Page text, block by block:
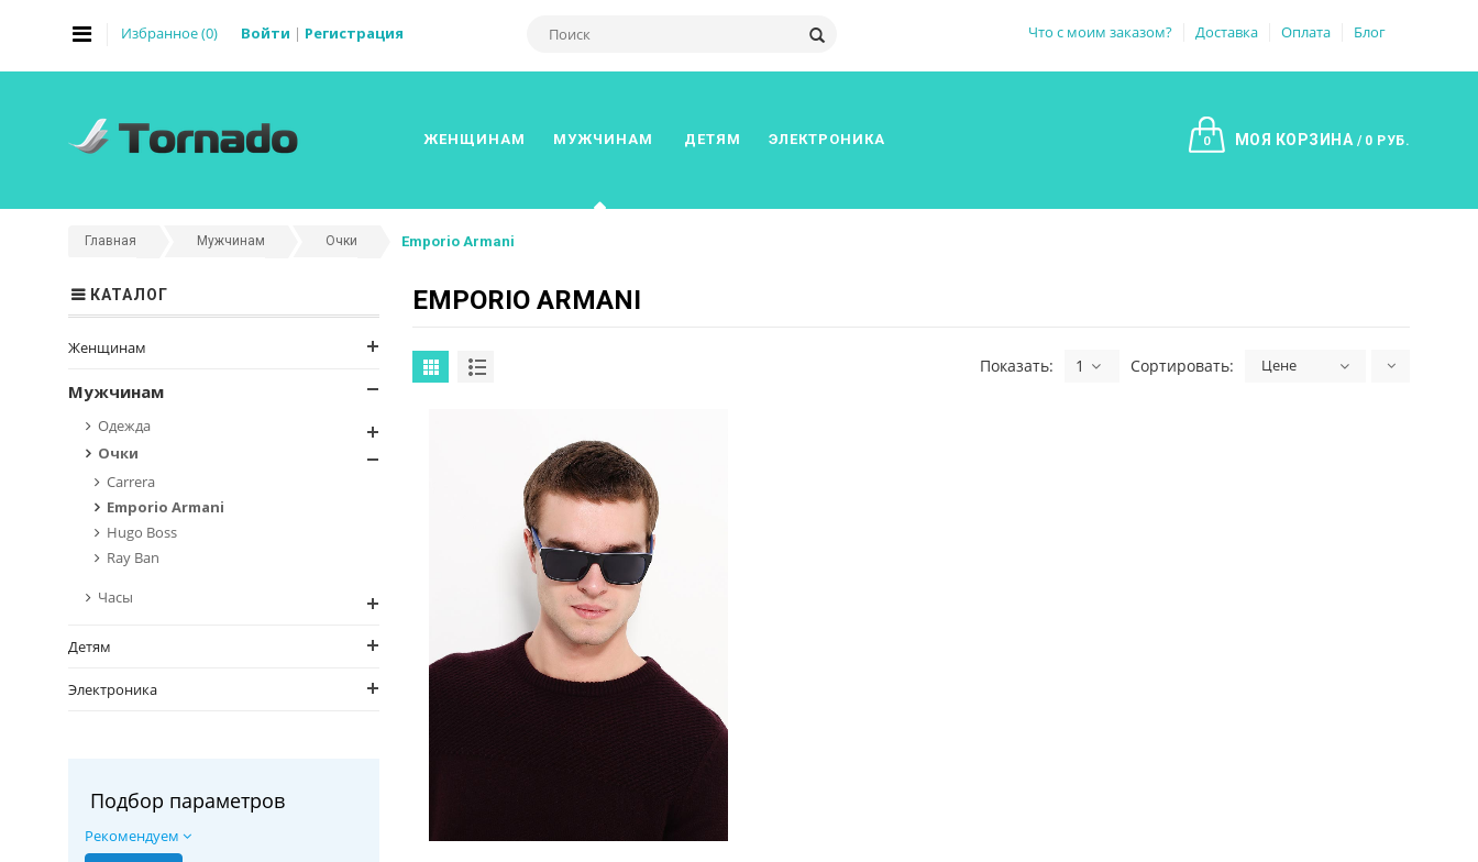
Избранное (0) Войти | Регистрация Что с моим заказом? Доставка Оплата Блог
ЖЕНЩИНАМ МУЖЧИНАМ ДЕТЯМ ЭЛЕКТРОНИКА 0 МОЯ КОРЗИНА 0 РУБ.
Главная Мужчинам Очки Emporio Armani
КАТАЛОГ
Женщинам
Мужчинам
Одежда
Очки
Carrera
Emporio Armani
Hugo Boss
Ray Ban
Часы
Детям
Электроника
Подбор параметров
Рекомендуем
EMPORIO ARMANI
Сортировать: Цене
Показать: 1